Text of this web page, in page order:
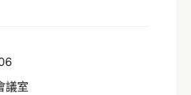
議室